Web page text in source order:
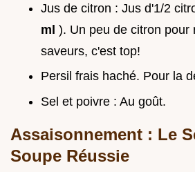
Jus de citron : Jus d'1/2
ml ). Un peu de citron pour
saveurs, c'est top!
Persil frais haché. Pour la
Sel et poivre : Au goût.
Assaisonnement : Le
Soupe Réussie